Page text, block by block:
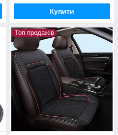
Купити
Топ продажів